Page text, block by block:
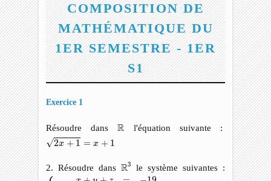
COMPOSITION DE
MATHÉMATIQUE DU
1ER SEMESTRE - 1ER
S1
Exercice 1
Résoudre dansR
R l'équation suivante :
√2x + 1 = x + 1
x+1=x+
2. Résoudre dans R3
R3
le système suivantes :
{x −19 16 −58